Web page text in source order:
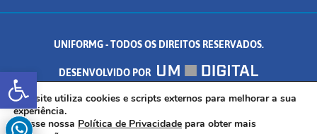
Abrir a barra de ferramentas
UNIFORMG - TODOS OS DIREITOS RESERVADOS.
DESENVOLVIDO POR
AV. DR. ARNALDO DE SENNA, 328 - PALMEIRAS, FORMIGA/MG - CEP:
35.574.530
Este site utiliza cookies e scripts externos para melhorar a sua
experiência.
Acesse nossa Política de Privacidade para obter mais